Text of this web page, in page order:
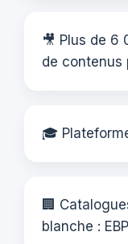
🎥 Plus de 6
de contenus
🎓
🏢
blanche :